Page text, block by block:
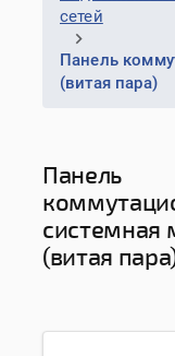
сетей
Панель
(витая пара)
Панель
системная
(витая